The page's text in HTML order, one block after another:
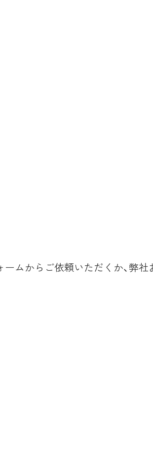
ムからご依頼いただくか、弊社